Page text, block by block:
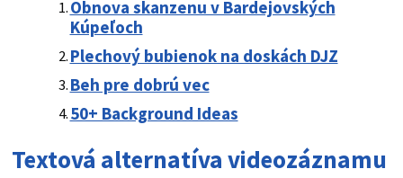
Obnova skanzenu v Bardejovských
Kúpeľoch
Plechový bubienok na doskách DJZ
Beh pre dobrú vec
50+ Background Ideas
Textová alternatíva videozáznamu